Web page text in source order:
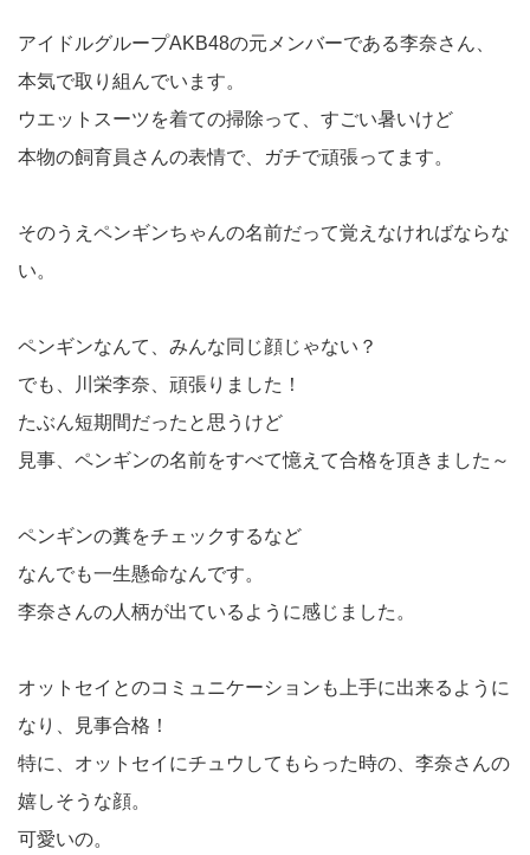
アイドルグループAKB48の元メンバーである李奈さん、
本気で取り組んでいます。
ウエットスーツを着ての掃除って、すごい暑いけど
本物の飼育員さんの表情で、ガチで頑張ってます。
そのうえペンギンちゃんの名前だって覚えなければならな
い。
ペンギンなんて、みんな同じ顔じゃない？
でも、川栄李奈、頑張りました！
たぶん短期間だったと思うけど
見事、ペンギンの名前をすべて憶えて合格を頂きました～
ペンギンの糞をチェックするなど
なんでも一生懸命なんです。
李奈さんの人柄が出ているように感じました。
オットセイとのコミュニケーションも上手に出来るように
なり、見事合格！
特に、オットセイにチュウしてもらった時の、李奈さんの
嬉しそうな顔。
可愛いの。